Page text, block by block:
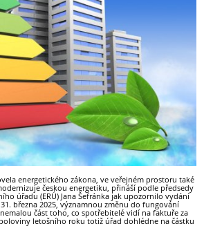
energetického zákona, ve veřejném prostoru také
českou energetiku, přináší podle předsedy
úřadu (ERÚ) Jana Šefránka jak upozornilo vydání
března 2025, významnou změnu do fungování
část toho, co spotřebitelé vidí na faktuře za
letošního roku totiž úřad dohlédne na částku